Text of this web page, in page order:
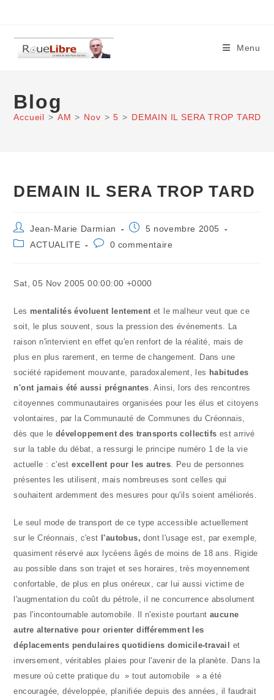
content
Menu
Blog
Accueil > AM > Nov > 5 > DEMAIN IL SERA TROP TARD
DEMAIN IL SERA TROP TARD
Auteur/autrice
de
la
Jean-Marie Darmian
Publication
5 novembre 2005
PostACTUALITE
Commentaires
0 commentaire
Sat, 05 Nov 2005 00:00:00 +0000
Les mentalités évoluent lentement et le malheur veut que ce
soit, le plus souvent, sous la pression des événements. La
raison n'intervient en effet qu'en renfort de la réalité, mais de
plus en plus rarement, en terme de changement. Dans une
société rapidement mouvante, paradoxalement, les habitudes
n'ont jamais été aussi prégnantes. Ainsi, lors des rencontres
citoyennes communautaires organisées pour les élus et citoyens
volontaires, par la Communauté de Communes du Créonnais,
dès que le développement des transports collectifs est arrivé
sur la table du débat, a ressurgi le principe numéro 1 de la vie
actuelle : c'estexcellent pour les autres. Peu de personnes
présentes les utilisent, mais nombreuses sont celles qui
souhaitent ardemment des mesures pour qu'ils soient améliorés.
Le seul mode de transport de ce type accessible actuellement
sur le Créonnais, c'est l'autobus, dont l'usage est, par exemple,
quasiment réservé aux lycéens âgés de moins de 18 ans. Rigide
au possible dans son trajet et ses horaires, très moyennement
confortable, de plus en plus onéreux, car lui aussi victime de
l'augmentation du coût du pétrole, il ne concurrence absolument
pas l'incontournable automobile. Il n'existe pourtantaucune
autre alternative pour orienter différemment les
déplacements pendulaires quotidiens domicile-travail
et
inversement, véritables plaies pour l'avenir de la planète. Dans la
mesure où cette pratique du » tout automobile » a été
encouragée, développée, planifiée depuis des années, il faudrait